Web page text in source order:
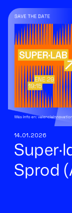
14.01.2026
Sprod